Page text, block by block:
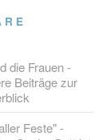
die Frauen -
Beiträge zur
Feste" -